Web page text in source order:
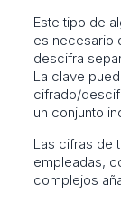
Este tipo de
es necesario
descifra
La clave
cifrado/
un conjunto
Las cifras de
empleadas,
complejos